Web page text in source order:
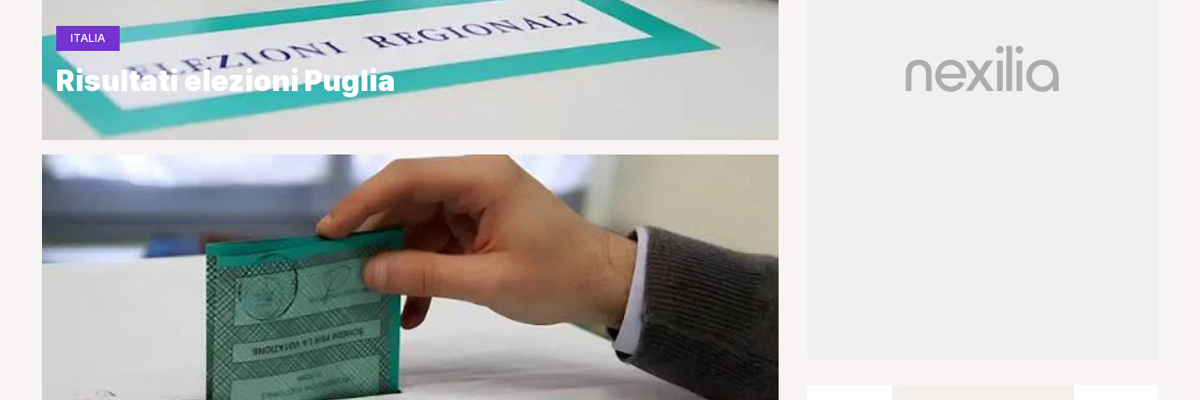
ITALIA
Risultati elezioni Puglia